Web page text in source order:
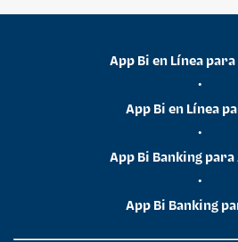
App Bi en Línea
•
App Bi en Línea
•
App Bi Banking
•
App Bi Banking